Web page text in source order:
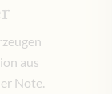
aus
Note.